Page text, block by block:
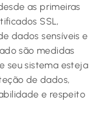
as primeiras
SSL,
dados sensíveis e
são medidas
seu sistema esteja
de dados,
e respeito